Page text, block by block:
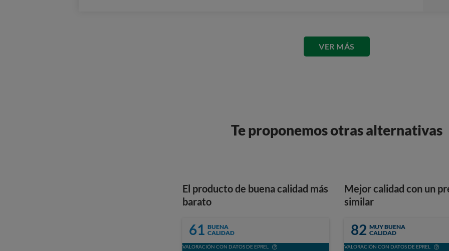
VER MÁS
Te proponemos otras alternativas
El producto de buena calidad más
barato
61 BUENA
CALIDAD
VALORACIÓN CON DATOS DE EPREL
Mejor calidad con un
similar
82 MUY BUENA
CALIDAD
VALORACIÓN CON DATOS DE EPREL